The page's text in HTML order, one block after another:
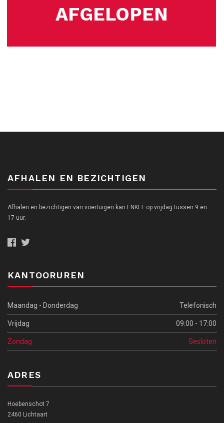
AFGELOPEN
AFHALEN EN BEZICHTIGEN
Afhalen en bezichtigen van voertuigen kan ENKEL op vrijdag tussen 9 en
17 uur.
KANTOORUREN
Maandag - Donderdag Telefonisch
Vrijdag 09:00 - 17:00
Zondag Gesloten
ADRES
Hoebenschot 7
2460 Lichtaart